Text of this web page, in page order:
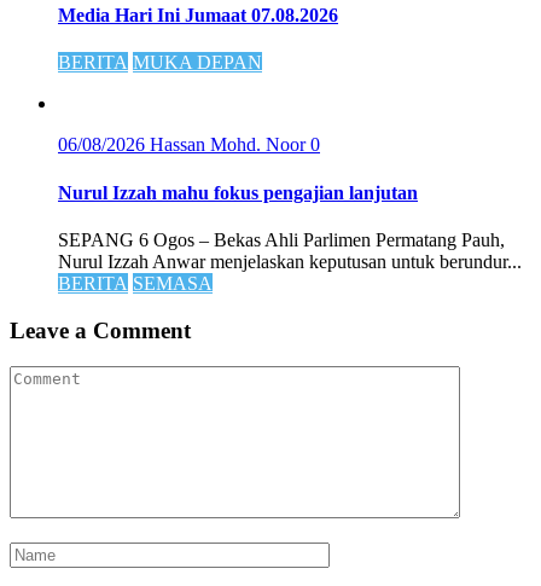
Media Hari Ini Jumaat 07.08.2026
BERITA MUKA DEPAN
06/08/2026 Hassan Mohd. Noor0
Nurul Izzah mahu fokus pengajian lanjutan
SEPANG 6 Ogos – Bekas Ahli Parlimen Permatang Pauh,
Nurul Izzah Anwar menjelaskan keputusan untuk berundur...
BERITA SEMASA
Leave a Comment